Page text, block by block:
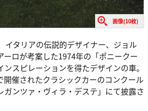
画像(10枚)
イタリアの伝説的デザイナー、ジョル
ーロが考案した1974年の「ポニークー
スピレーションを得たデザインの車。
開催されたクラシックカーのコンクール
ガンツァ・ヴィラ・デステ」にて披露さ